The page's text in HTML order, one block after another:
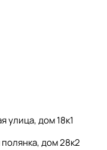
улица, дом 18к1
дом 28к2